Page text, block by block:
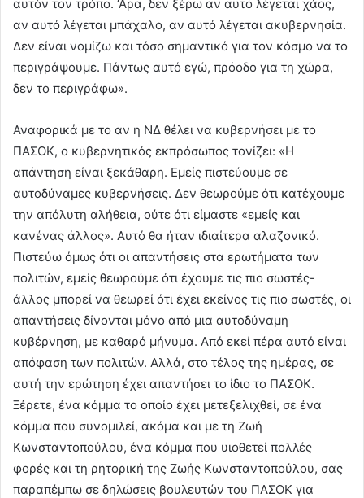
αυτόν τον τρόπο. ‘Αρα, δεν ξέρω αν αυτό λέγεται χάος,
αν αυτό λέγεται μπάχαλο, αν αυτό λέγεται ακυβερνησία.
Δεν είναι νομίζω και τόσο σημαντικό για τον κόσμο να το
περιγράψουμε. Πάντως αυτό εγώ, πρόοδο για τη χώρα,
δεν το περιγράφω».
Αναφορικά με το αν η ΝΔ θέλει να κυβερνήσει με το
ΠΑΣΟΚ, ο κυβερνητικός εκπρόσωπος τονίζει: «Η
απάντηση είναι ξεκάθαρη. Εμείς πιστεύουμε σε
αυτοδύναμες κυβερνήσεις. Δεν θεωρούμε ότι κατέχουμε
την απόλυτη αλήθεια, ούτε ότι είμαστε «εμείς και
κανένας άλλος». Αυτό θα ήταν ιδιαίτερα αλαζονικό.
Πιστεύω όμως ότι οι απαντήσεις στα ερωτήματα των
πολιτών, εμείς θεωρούμε ότι έχουμε τις πιο σωστές-
άλλος μπορεί να θεωρεί ότι έχει εκείνος τις πιο σωστές, οι
απαντήσεις δίνονται μόνο από μια αυτοδύναμη
κυβέρνηση, με καθαρό μήνυμα. Από εκεί πέρα αυτό είναι
απόφαση των πολιτών. Αλλά, στο τέλος της ημέρας, σε
αυτή την ερώτηση έχει απαντήσει το ίδιο το ΠΑΣΟΚ.
Ξέρετε, ένα κόμμα το οποίο έχει μετεξελιχθεί, σε ένα
κόμμα που συνομιλεί, ακόμα και με τη Ζωή
Κωνσταντοπούλου, ένα κόμμα που υιοθετεί πολλές
φορές και τη ρητορική της Ζωής Κωνσταντοπούλου, σας
παραπέμπω σε δηλώσεις βουλευτών του ΠΑΣΟΚ για